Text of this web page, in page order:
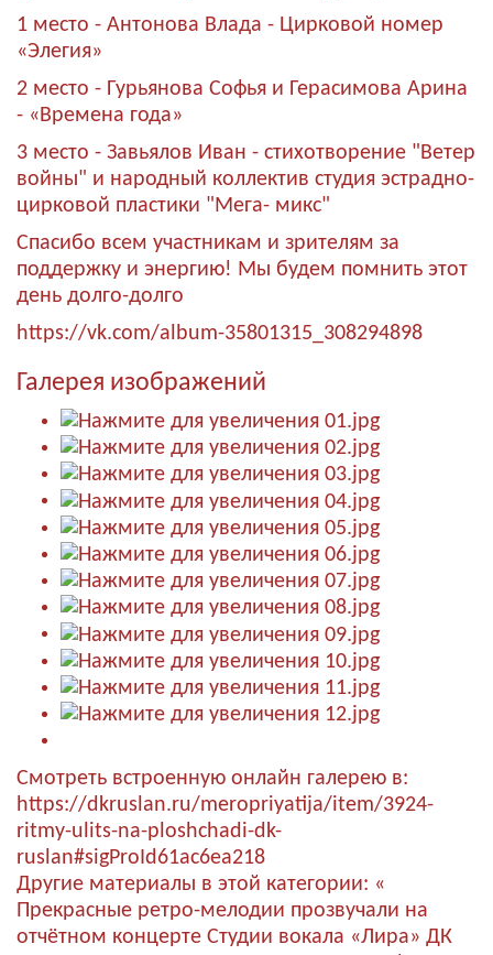
1 место - Антонова Влада - Цирковой номер
«Элегия»
2 место - Гурьянова Софья и Герасимова Арина
- «Времена года»
3 место - Завьялов Иван - стихотворение "Ветер
войны" и народный коллектив студия эстрадно-
цирковой пластики "Мега- микс"
Спасибо всем участникам и зрителям за
поддержку и энергию! Мы будем помнить этот
день долго-долго
https://vk.com/album-35801315_308294898
Галерея изображений
Смотреть встроенную онлайн галерею в:
https://dkruslan.ru/meropriyatija/item/3924-
ritmy-ulits-na-ploshchadi-dk-
ruslan#sigProId61ac6ea218
Другие материалы в этой категории: «
Прекрасные ретро-мелодии прозвучали на
отчётном концерте Студии вокала «Лира» ДК